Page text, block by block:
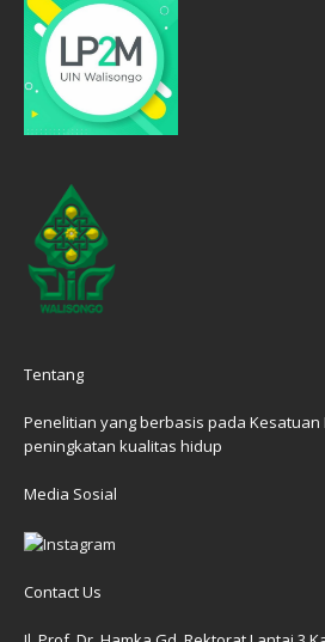
Tentang
Penelitian yang berbasis pada
peningkatan kualitas hidup
Media Sosial
Contact Us